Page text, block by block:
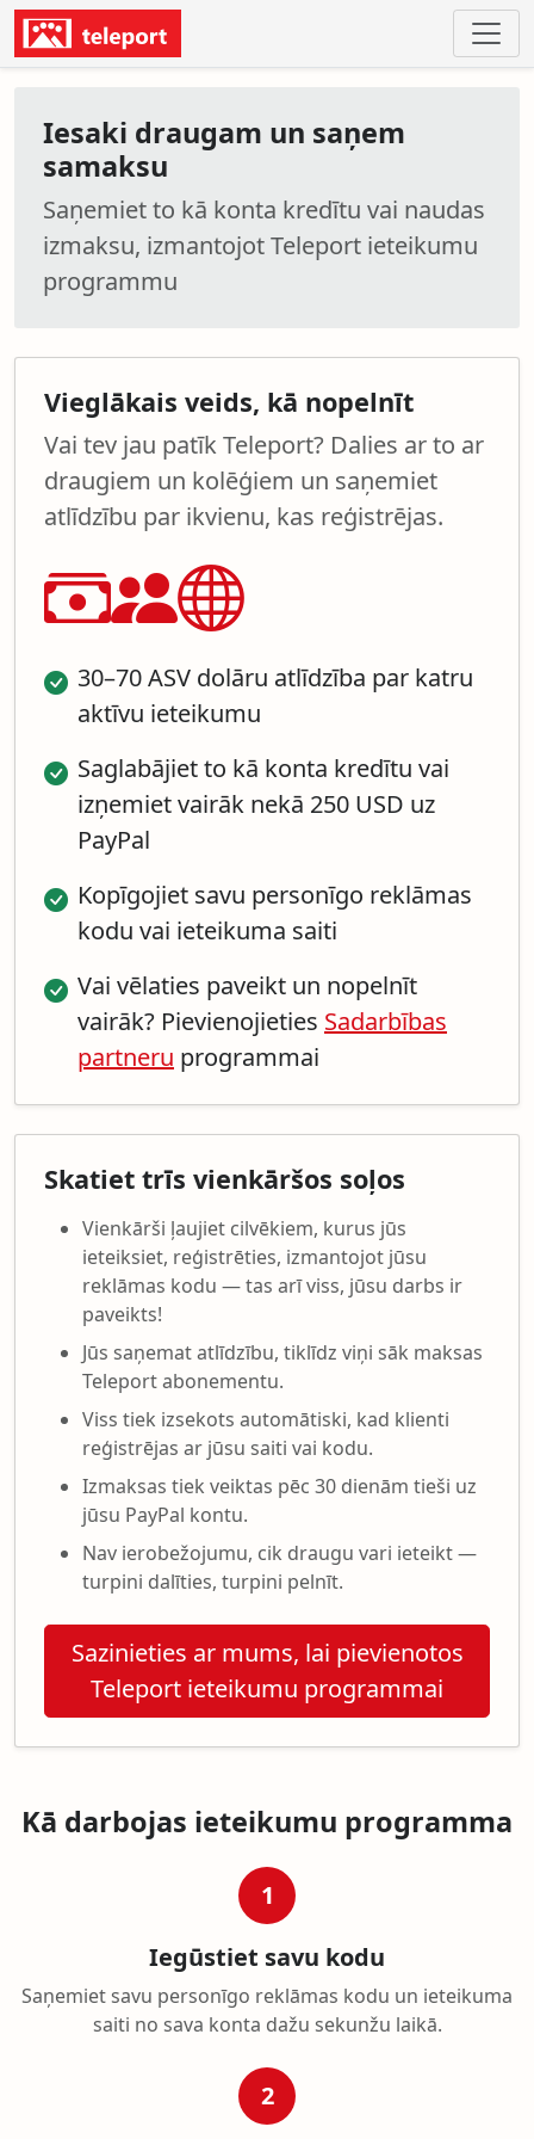
Iesaki draugam un saņem
samaksu
Saņemiet to kā konta kredītu vai naudas
izmaksu, izmantojot Teleport ieteikumu
programmu
Vieglākais veids, kā nopelnīt
Vai tev jau patīk Teleport? Dalies ar to ar
draugiem un kolēģiem un saņemiet
atlīdzību par ikvienu, kas reģistrējas.
30–70 ASV dolāru atlīdzība par katru
aktīvu ieteikumu
Saglabājiet to kā konta kredītu vai
izņemiet vairāk nekā 250 USD uz
PayPal
Kopīgojiet savu personīgo reklāmas
kodu vai ieteikuma saiti
Vai vēlaties paveikt un nopelnīt
vairāk? Pievienojieties Sadarbības
partneru programmai
Skatiet trīs vienkāršos soļos
Vienkārši ļaujiet cilvēkiem, kurus jūs
ieteiksiet, reģistrēties, izmantojot jūsu
reklāmas kodu — tas arī viss, jūsu darbs ir
paveikts!
Jūs saņemat atlīdzību, tiklīdz viņi sāk maksas
Teleport abonementu.
Viss tiek izsekots automātiski, kad klienti
reģistrējas ar jūsu saiti vai kodu.
Izmaksas tiek veiktas pēc 30 dienām tieši uz
jūsu PayPal kontu.
Nav ierobežojumu, cik draugu vari ieteikt —
turpini dalīties, turpini pelnīt.
Sazinieties ar mums, lai pievienotos
Teleport ieteikumu programmai
Kā darbojas ieteikumu programma
1
Iegūstiet savu kodu
Saņemiet savu personīgo reklāmas kodu un ieteikuma
saiti no sava konta dažu sekunžu laikā.
2